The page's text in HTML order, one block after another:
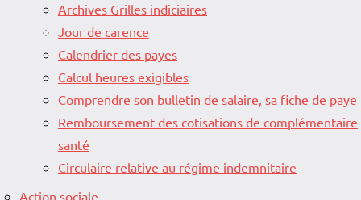
Archives Grilles indiciaires
Jour de carence
Calendrier des payes
Calcul heures exigibles
Comprendre son bulletin de salaire, sa fiche de paye
Remboursement des cotisations de complémentaire
santé
Circulaire relative au régime indemnitaire
Action sociale